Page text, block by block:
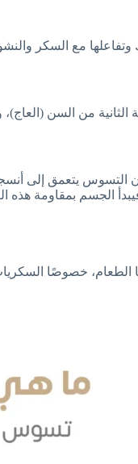
مع السكر
من السن
يتعمق إلى
الجسم بمقاومة هذه
الطعام، خصوصًا